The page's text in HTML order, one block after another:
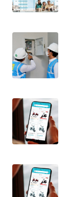
NTB
SULTENG
WN
SULBAR
WN
BABEL
WN
WN
SUMSEL